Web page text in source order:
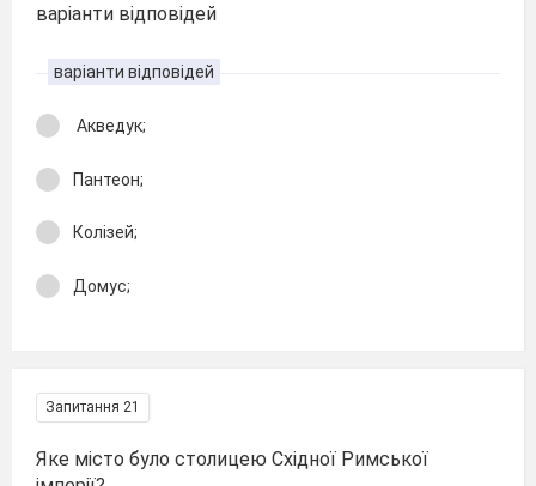
варіанти відповідей
варіанти відповідей
Акведук;
Пантеон;
Колізей;
Домус;
Запитання 21
Яке місто було столицею Східної Римської